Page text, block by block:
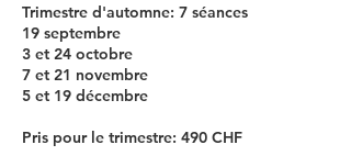
Trimestre d'automne: 7 séances
19 septembre
3 et 24 octobre
7 et 21 novembre
5 et 19 décembre
Pris pour le trimestre: 490 CHF